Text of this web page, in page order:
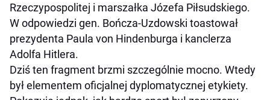
Rzeczypospolitej i marszałka Józefa Piłsudskiego.
W odpowiedzi gen. Bończa-Uzdowski toastował
prezydenta Paula von Hindenburga i kanclerza
Adolfa Hitlera.
Dziś ten fragment brzmi szczególnie mocno. Wtedy
był elementem oficjalnej dyplomatycznej etykiety.